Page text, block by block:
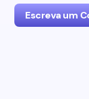
Escreva um